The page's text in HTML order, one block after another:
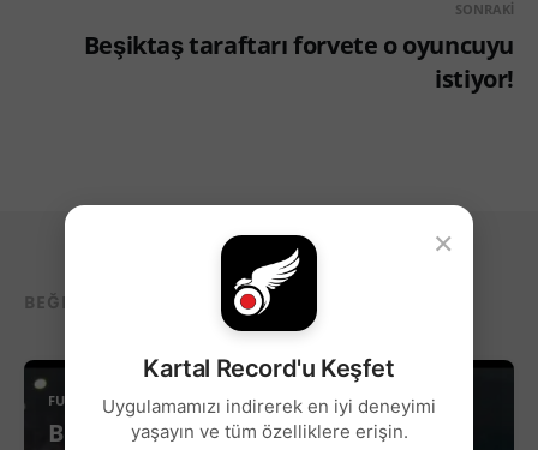
SONRAKI
Beşiktaş taraftarı forvete o oyuncuyu
istiyor!
BEĞENEBILECEĞIN DIĞER YAZILAR...
FUTBOL
Beşiktaş’ta Sağ Kanat İçin Yeni Aday!
×
Kartal Record'u Keşfet
Uygulamamızı indirerek en iyi deneyimi
yaşayın ve tüm özelliklere erişin.